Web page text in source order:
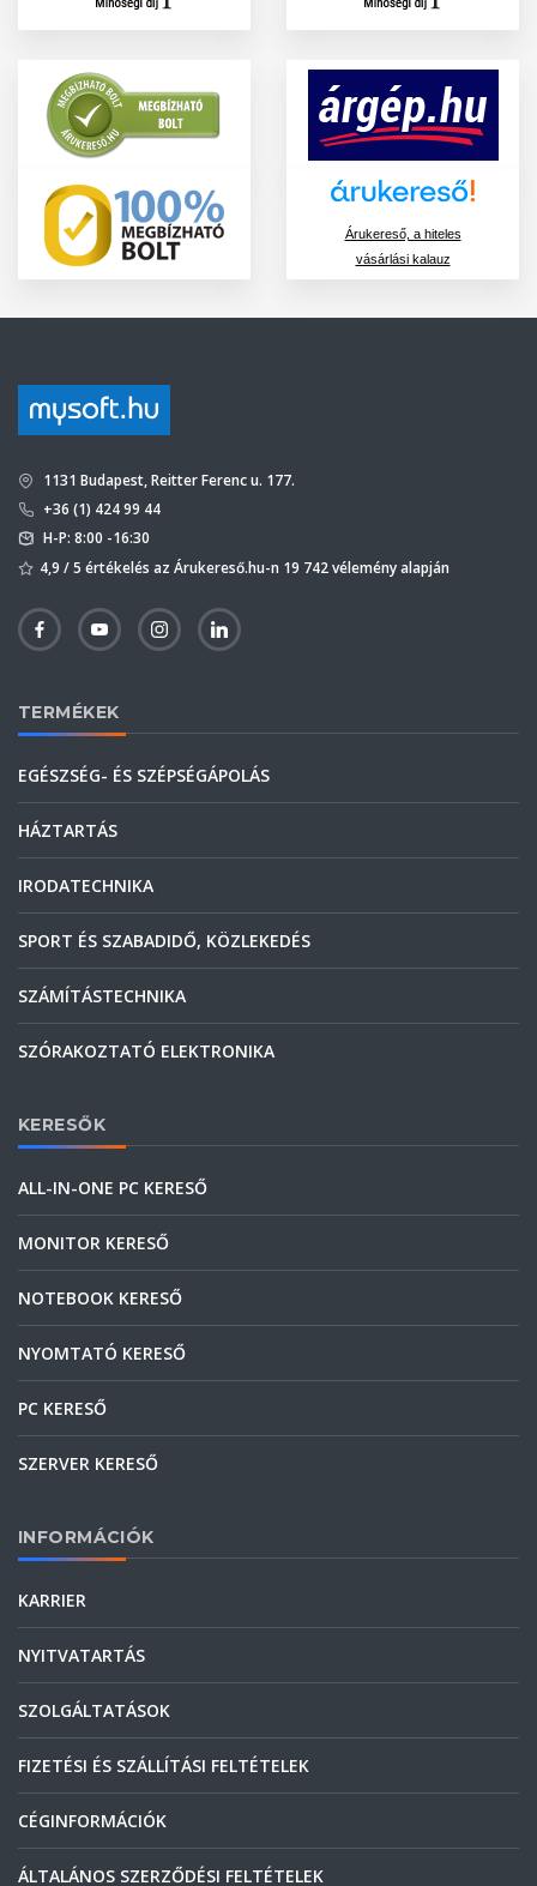
Árukereső, a hiteles
vásárlási kalauz
1131 Budapest, Reitter Ferenc u. 177.
+36 (1) 424 99 44
H-P: 8:00 -16:30
4,9 / 5 értékelés az Árukereső.hu-n 19 742 vélemény alapján
TERMÉKEK
EGÉSZSÉG- ÉS SZÉPSÉGÁPOLÁS
HÁZTARTÁS
IRODATECHNIKA
SPORT ÉS SZABADIDŐ, KÖZLEKEDÉS
SZÁMÍTÁSTECHNIKA
SZÓRAKOZTATÓ ELEKTRONIKA
KERESŐK
ALL-IN-ONE PC KERESŐ
MONITOR KERESŐ
NOTEBOOK KERESŐ
NYOMTATÓ KERESŐ
PC KERESŐ
SZERVER KERESŐ
INFORMÁCIÓK
KARRIER
NYITVATARTÁS
SZOLGÁLTATÁSOK
FIZETÉSI ÉS SZÁLLÍTÁSI FELTÉTELEK
CÉGINFORMÁCIÓK
ÁLTALÁNOS SZERZŐDÉSI FELTÉTELEK